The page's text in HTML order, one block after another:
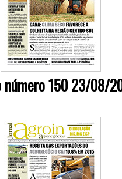
número 150 23/08/